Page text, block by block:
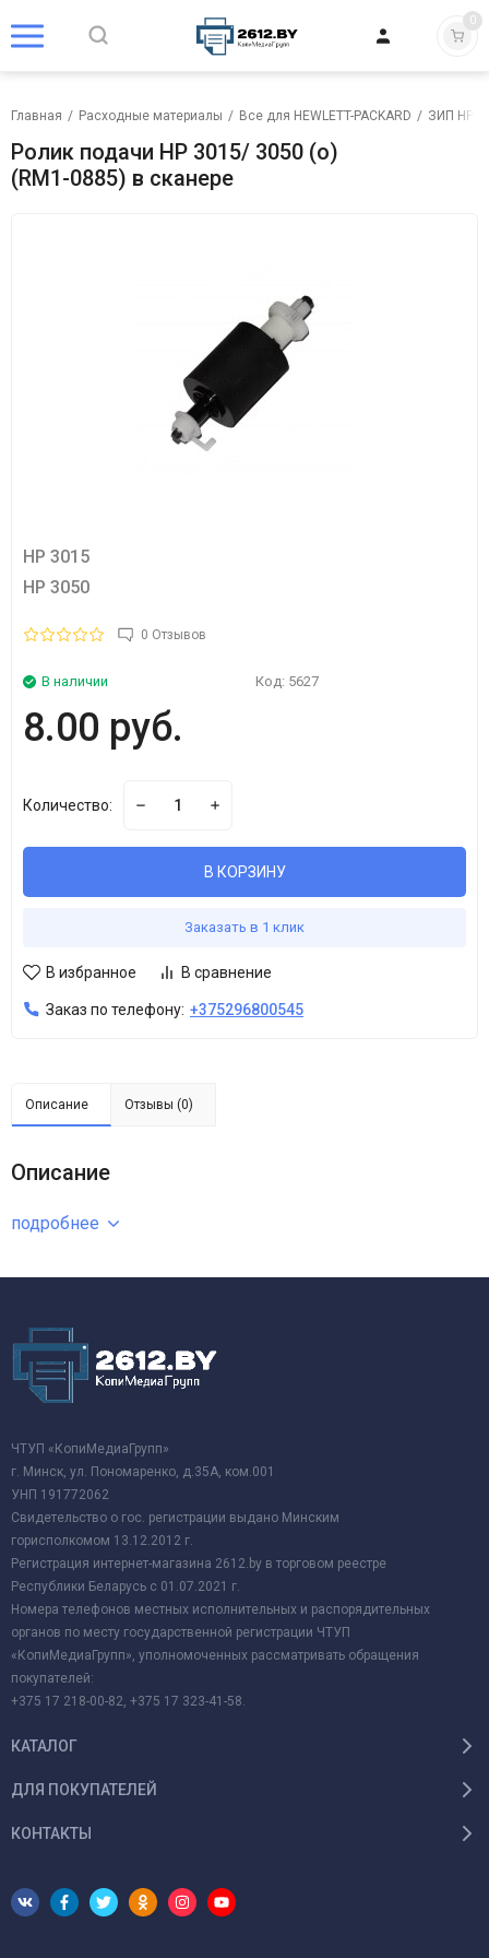
0
Главная / Расходные материалы / Все для HEWLETT-PACKARD / ЗИП HP
Ролик подачи HP 3015/ 3050 (o)
(RM1-0885) в сканере
HP 3015
HP 3050
0 Отзывов
В наличии Код: 5627
8.00 руб.
Количество:
В КОРЗИНУ
Заказать в 1 клик
В избранное В сравнение
Заказ по телефону: +375296800545
Описание Отзывы (0)
Описание
подробнее
ЧТУП «КопиМедиаГрупп»
г. Минск, ул. Пономаренко, д.35А, ком.001
УНП 191772062
Свидетельство о гос. регистрации выдано Минским
горисполкомом 13.12.2012 г.
Регистрация интернет-магазина 2612.by в торговом реестре
Республики Беларусь с 01.07.2021 г.
Номера телефонов местных исполнительных и распорядительных
органов по месту государственной регистрации ЧТУП
«КопиМедиаГрупп», уполномоченных рассматривать обращения
покупателей:
+375 17 218-00-82, +375 17 323-41-58.
КАТАЛОГ
ДЛЯ ПОКУПАТЕЛЕЙ
КОНТАКТЫ